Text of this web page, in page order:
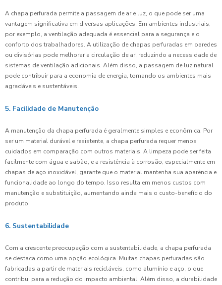
A chapa perfurada permite a passagem de ar e luz, o que pode ser uma
vantagem significativa em diversas aplicações. Em ambientes industriais,
por exemplo, a ventilação adequada é essencial para a segurança e o
conforto dos trabalhadores. A utilização de chapas perfuradas em paredes
ou divisórias pode melhorar a circulação de ar, reduzindo a necessidade de
sistemas de ventilação adicionais. Além disso, a passagem de luz natural
pode contribuir para a economia de energia, tornando os ambientes mais
agradáveis e sustentáveis.
5. Facilidade de Manutenção
A manutenção da chapa perfurada é geralmente simples e econômica. Por
ser um material durável e resistente, a chapa perfurada requer menos
cuidados em comparação com outros materiais. A limpeza pode ser feita
facilmente com água e sabão, e a resistência à corrosão, especialmente em
chapas de aço inoxidável, garante que o material mantenha sua aparência e
funcionalidade ao longo do tempo. Isso resulta em menos custos com
manutenção e substituição, aumentando ainda mais o custo-benefício do
produto.
6. Sustentabilidade
Com a crescente preocupação com a sustentabilidade, a chapa perfurada
se destaca como uma opção ecológica. Muitas chapas perfuradas são
fabricadas a partir de materiais recicláveis, como alumínio e aço, o que
contribui para a redução do impacto ambiental. Além disso, a durabilidade